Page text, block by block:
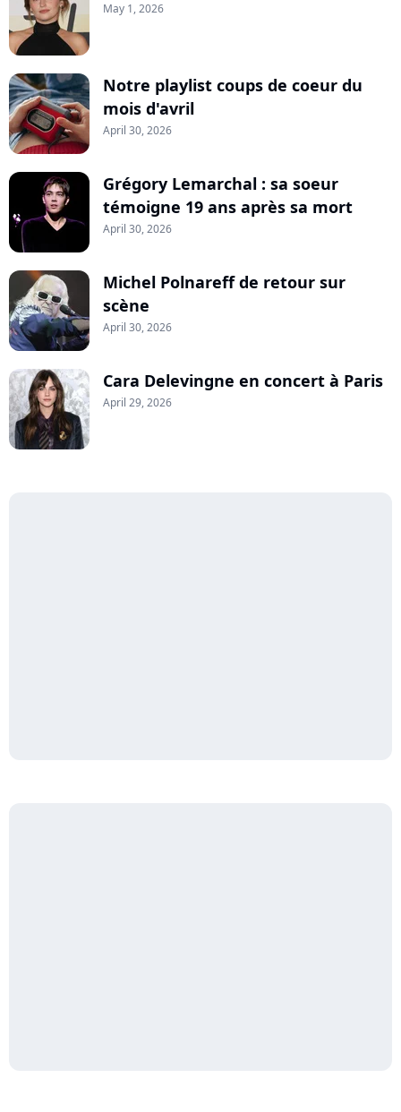
May 1, 2026
Notre playlist coups de coeur du
mois d'avril
April 30, 2026
Grégory Lemarchal : sa soeur
témoigne 19 ans après sa mort
April 30, 2026
Michel Polnareff de retour sur
scène
April 30, 2026
Cara Delevingne en concert à Paris
April 29, 2026